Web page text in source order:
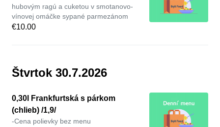
hubovým ragú a cuketou v smotanovo-
vínovej omáčke sypané parmezánom
€10.00
Štvrtok 30.7.2026
0,30l Frankfurtská s párkom
(chlieb) /1,9/
-Cena polievky bez menu